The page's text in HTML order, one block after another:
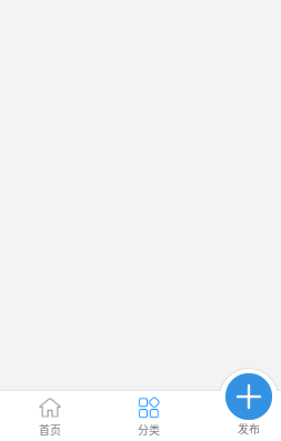
首页 分类 发布